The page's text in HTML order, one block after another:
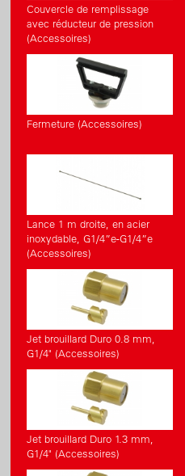
Couvercle de remplissage
avec réducteur de pression
(Accessoires)
Fermeture (Accessoires)
Lance 1 m droite, en acier
inoxydable, G1/4”e-G1/4”e
(Accessoires)
Jet brouillard Duro 0.8 mm,
G1/4" (Accessoires)
Jet brouillard Duro 1.3 mm,
G1/4" (Accessoires)